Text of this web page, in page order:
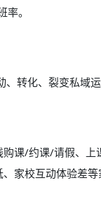
。
转化、裂变私域
课/约课/请假、
家校互动体验差等